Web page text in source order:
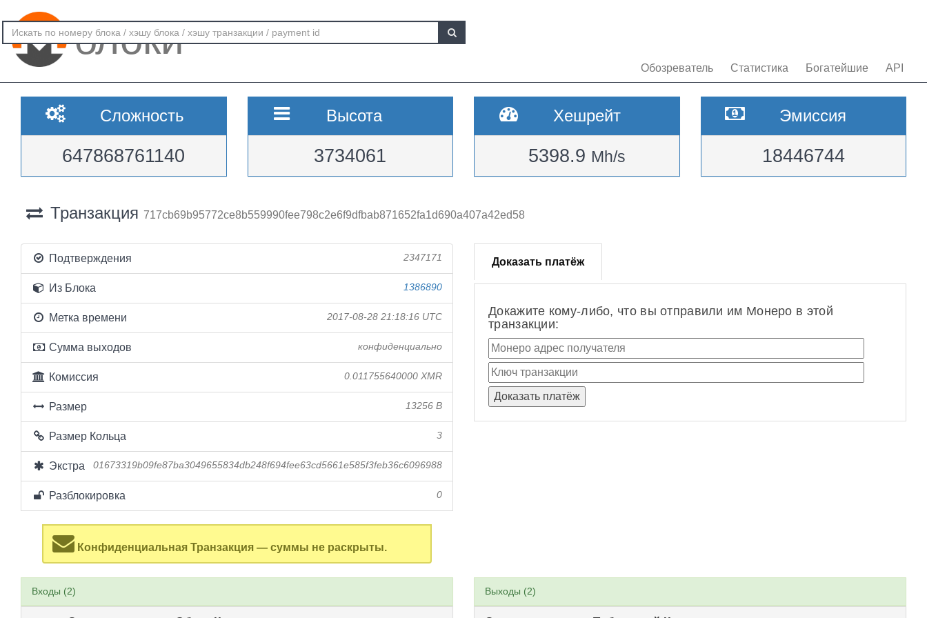
блоки
Обозреватель Статистика Богатейшие API
Сложность
647868761140
Высота
3734061
Хешрейт
5398.9 Mh/s
Эмиссия
18446744
Транзакция 717cb69b95772ce8b559990fee798c2e6f9dfbab871652fa1d690a407a42ed58
Подтверждения 2347171
Из Блока 1386890
Метка времени 2017-08-28 21:18:16 UTC
Сумма выходов конфиденциально
Комиссия 0.011755640000 XMR
Размер 13256 B
Размер Кольца 3
Экстра 01673319b09fe87ba3049655834db248f694fee63cd5661e585f3feb36c6096988
Разблокировка 0
Конфиденциальная Транзакция — суммы не раскрыты.
Доказать платёж
Докажите кому-либо, что вы отправили им Монеро в этой
транзакции:
Входы (2) Выходы (2)